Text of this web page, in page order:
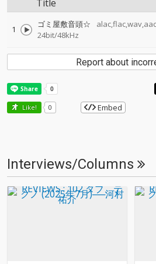
Title
1 ゴミ屋敷音頭☆
24bit/48kHz
Report about
Like! 0 Embed
Interviews/Columns